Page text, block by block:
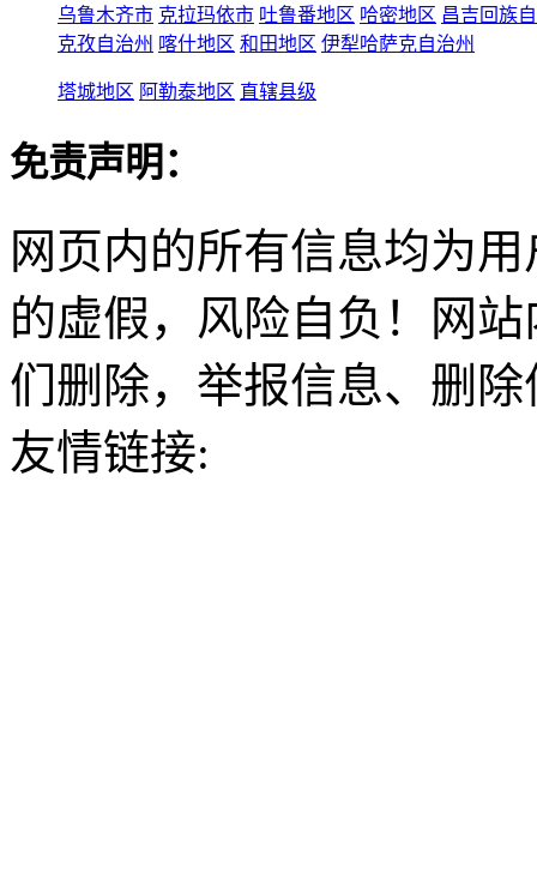
乌鲁木齐市 克拉玛依市 吐鲁番地区 哈密地区 昌吉回族
克孜自治州 喀什地区 和田地区 伊犁哈萨克自治州
塔城地区 阿勒泰地区 直辖县级
免责声明：
网页内的所有信息均为
的虚假，风险自负！网
们删除，举报信息、删
友情链接: